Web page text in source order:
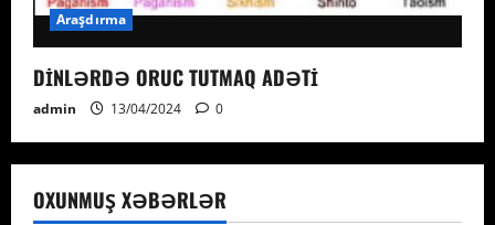
Araşdırma
DİNLƏRDƏ ORUC TUTMAQ ADƏTİ
admin 13/04/2024 0
OXUNMUŞ XƏBƏRLƏR